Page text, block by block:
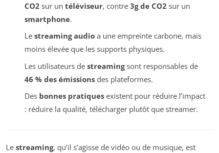
CO2 sur un téléviseur, contre 3g de CO2 sur un
smartphone.
Le streaming audioa une empreinte carbone, mais
moins élevée que les supports physiques.
Les utilisateurs de streamingsont responsables de
46 % des émissionsdes plateformes.
Des bonnes pratiquesexistent pour réduire l’impact
: réduire la qualité, télécharger plutôt que streamer.
Le streaming, qu’il s’agisse de vidéo ou de musique, est